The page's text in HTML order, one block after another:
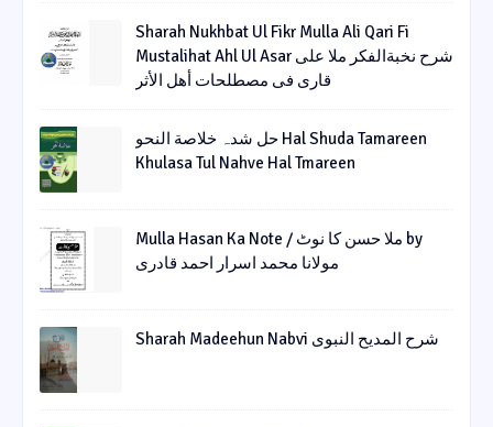
Sharah Nukhbat Ul Fikr Mulla Ali Qari Fi
Mustalihat Ahl Ul Asar شرح نخبةالفکر ملا علی
قاری فی مصطلحات أھل الأثر
حل شدہ خلاصة النحو Hal Shuda Tamareen
Khulasa Tul Nahve Hal Tmareen
Mulla Hasan Ka Note / ملا حسن کا نوٹ by
مولانا محمد اسرار احمد قادری
Sharah Madeehun Nabvi شرح المدیح النبوی